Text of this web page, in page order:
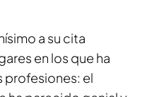
a su cita
en los que ha
profesiones: el